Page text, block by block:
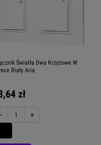
Światła Dwa Krzyżowe W
Biały Aria
zł
+